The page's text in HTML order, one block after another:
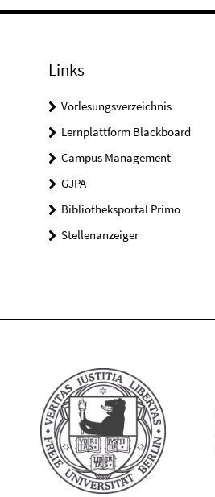
Links
Vorlesungsverzeichnis
Lernplattform Blackboard
Campus Management
GJPA
Bibliotheksportal Primo
Stellenanzeiger